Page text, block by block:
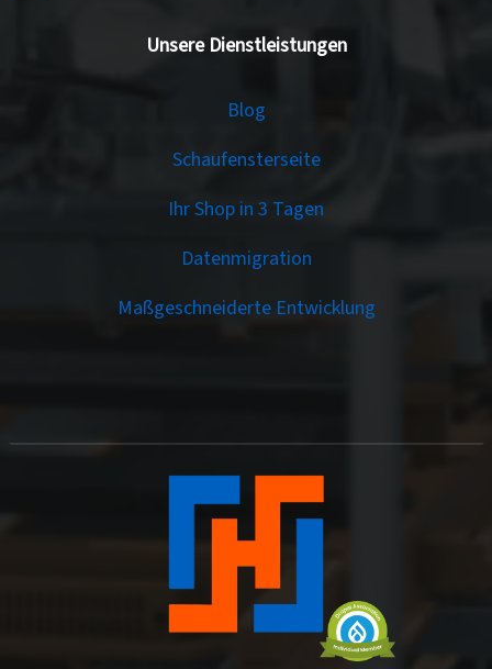
Unsere Dienstleistungen
Blog
Schaufensterseite
Ihr Shop in 3 Tagen
Datenmigration
Maßgeschneiderte Entwicklung